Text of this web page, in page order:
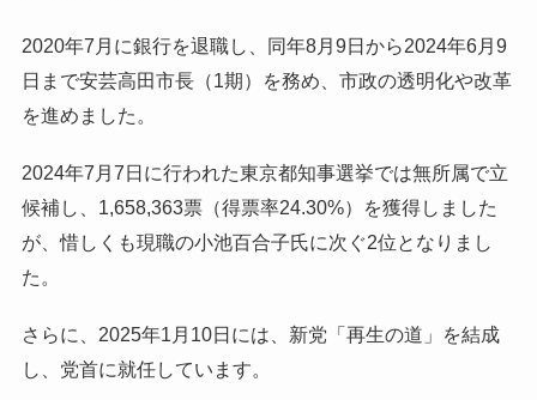
2020年7月に銀行を退職し、同年8月9日から2024年6月9
日まで安芸高田市長（1期）を務め、市政の透明化や改革
を進めました。
2024年7月7日に行われた東京都知事選挙では無所属で立
候補し、1,658,363票（得票率24.30%）を獲得しました
が、惜しくも現職の小池百合子氏に次ぐ2位となりまし
た。
さらに、2025年1月10日には、新党「再生の道」を結成
し、党首に就任しています。